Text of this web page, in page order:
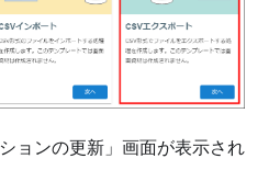
ョンの更新」画面が表示され